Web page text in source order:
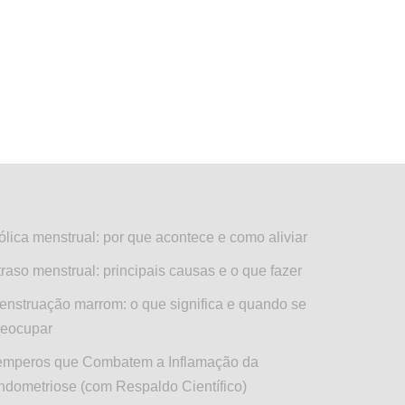
menstrual: por que acontece e como aliviar
menstrual: principais causas e o que fazer
marrom: o que significa e quando se
que Combatem a Inflamação da
(com Respaldo Científico)